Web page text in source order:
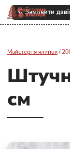
📞 Замовити
Майстерня ялинок/
см